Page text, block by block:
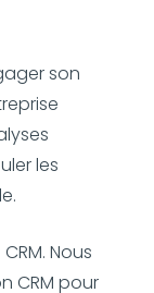
son
les
Nous
CRM pour